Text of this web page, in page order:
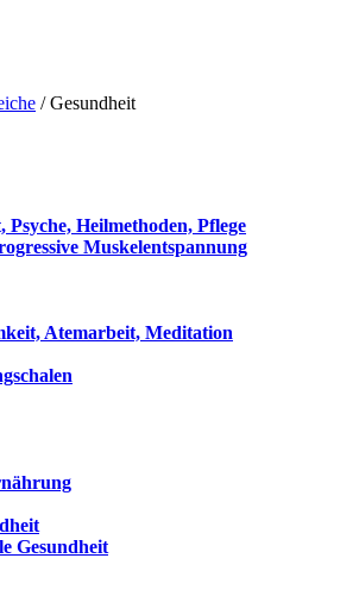
/Gesundheit
Heilmethoden, Pflege
Muskelentspannung
Atemarbeit, Meditation
Gesundheit